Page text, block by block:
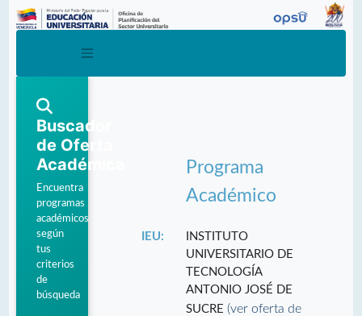
Buscador
de Oferta
Académica
Encuentra
programas
académicos
según
tus
criterios
de
búsqueda
Programa
Académico
IEU:
INSTITUTO
UNIVERSITARIO DE
TECNOLOGÍA
ANTONIO JOSÉ DE
SUCRE(ver oferta de